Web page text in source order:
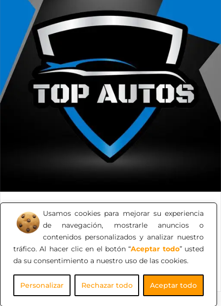
Usamos cookies para mejorar su experiencia
de navegación, mostrarle anuncios o
contenidos personalizados y analizar nuestro
tráfico. Al hacer clic en el botón “Aceptar todo” usted
da su consentimiento a nuestro uso de las cookies.
Personalizar Rechazar todo Aceptar todo
Top Autos
En TOP AUTOS, entendemos que la compra de un
vehículo es una decisión importante. Por eso, te
ofrecemos una experiencia única y personalizada que